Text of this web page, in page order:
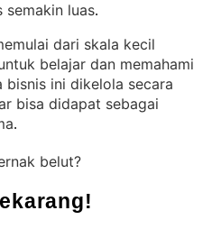
semakin luas.
dari skala kecil
belajar dan memahami
bisnis ini dikelola secara
bisa didapat sebagai
.
belut?